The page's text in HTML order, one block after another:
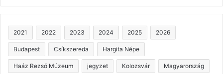
2021 2022 2023 2024 2025 2026
Budapest Csíkszereda Hargita Népe
Haáz Rezső Múzeum jegyzet Kolozsvár Magyarország